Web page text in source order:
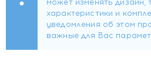
лечение
. Идеально подходит
ретиноидов и использовании
Справляется с сухостью,
стянутости, возвращая лицу